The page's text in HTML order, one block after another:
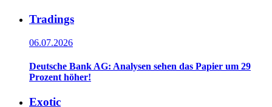
Tradings
06.07.2026
Deutsche Bank AG: Analysen sehen das Papier um 29
Prozent höher!
Exotic